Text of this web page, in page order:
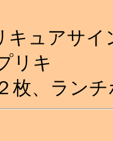
ュアサイ
リキ
枚、ランチ